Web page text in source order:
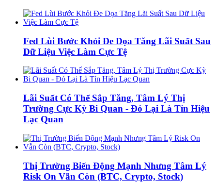
Fed Lùi Bước Khỏi Đe Dọa Tăng Lãi Suất Sau
Dữ Liệu Việc Làm Cực Tệ
Lãi Suất Có Thể Sắp Tăng, Tâm Lý Thị
Trường Cực Kỳ Bi Quan - Đó Lại Là Tín Hiệu
Lạc Quan
Thị Trường Biến Động Mạnh Nhưng Tâm Lý
Risk On Vẫn Còn (BTC, Crypto, Stock)